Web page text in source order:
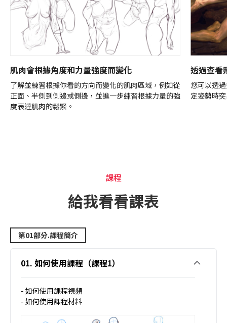
肌肉會根據角度和力量強度而變化
了解並練習根據你看的方向而變化的肌肉區域，例如從
正面、半側到側邊或側邊，並進一步練習根據力量的強
度表達肌肉的鬆緊。
透過查看
您可以透
定姿勢時
課程
給我看看課表
第01部分.課程簡介
01. 如何使用課程（課程1）
- 如何使用課程視頻
- 如何使用課程材料